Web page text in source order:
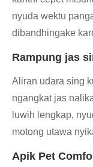
nyuda wektu
dibandhingake
Rampung jas
Aliran udara sing
ngangkat jas
luwih lengkap,
motong utawa
Apik Pet